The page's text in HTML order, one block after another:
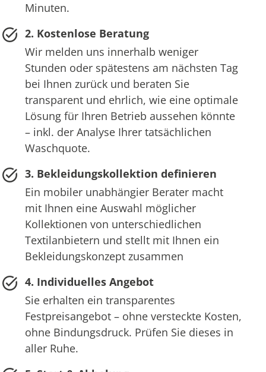
Minuten.
2. Kostenlose Beratung
Wir melden uns innerhalb weniger
Stunden oder spätestens am nächsten Tag
bei Ihnen zurück und beraten Sie
transparent und ehrlich, wie eine optimale
Lösung für Ihren Betrieb aussehen könnte
– inkl. der Analyse Ihrer tatsächlichen
Waschquote.
3. Bekleidungskollektion definieren
Ein mobiler unabhängier Berater macht
mit Ihnen eine Auswahl möglicher
Kollektionen von unterschiedlichen
Textilanbietern und stellt mit Ihnen ein
Bekleidungskonzept zusammen
4. Individuelles Angebot
Sie erhalten ein transparentes
Festpreisangebot – ohne versteckte Kosten,
ohne Bindungsdruck. Prüfen Sie dieses in
aller Ruhe.